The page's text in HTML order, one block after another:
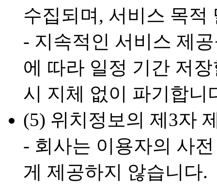
수집되며, 서비스 목적
- 지속적인 서비스 제
에 따라 일정 기간 저
시 지체 없이 파기합니
(5) 위치정보의 제3자
- 회사는 이용자의 사
게 제공하지 않습니다.